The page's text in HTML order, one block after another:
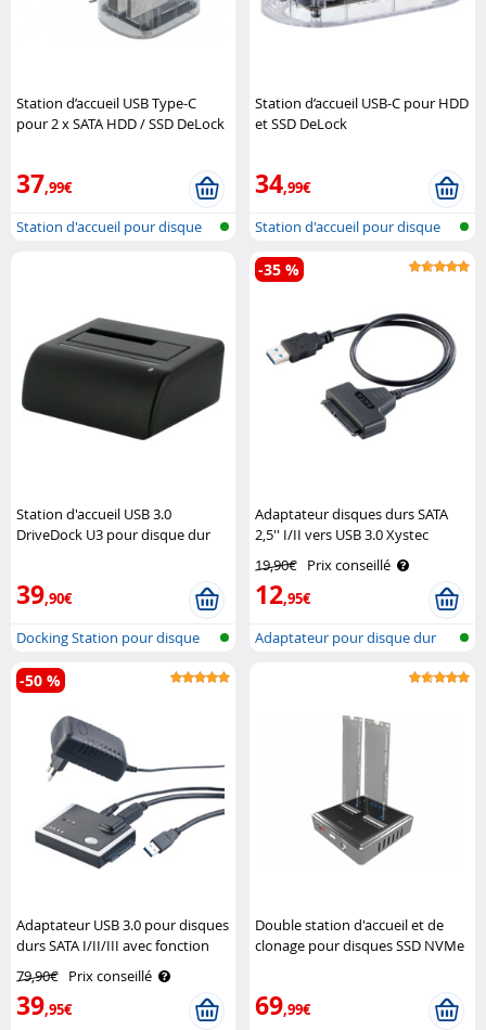
Station d’accueil USB Type-C
pour 2 x SATA HDD / SSD DeLock
37,99€
Station d'accueil pour disque
Station d’accueil USB-C pour HDD
et SSD DeLock
34,99€
Station d'accueil pour disque
dur a..
Station d'accueil USB 3.0
DriveDock U3 pour disque dur
39,90€
Docking Station pour disque
dur
Adaptateur disques durs SATA
2,5'' I/II vers USB 3.0 Xystec
19,90€ Prix conseillé
12,95€
-35 %
Adaptateur pour disque dur
Adaptateur USB 3.0 pour disques
durs SATA I/II/III avec fonction
79,90€ Prix conseillé
39,95€
-50 %
Double station d'accueil et de
clonage pour disques SSD NVMe
69,99€